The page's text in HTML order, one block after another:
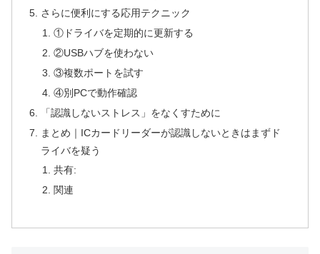
さらに便利にする応用テクニック
①ドライバを定期的に更新する
②USBハブを使わない
③複数ポートを試す
④別PCで動作確認
「認識しないストレス」をなくすために
まとめ｜ICカードリーダーが認識しないときはまずド
ライバを疑う
共有:
関連